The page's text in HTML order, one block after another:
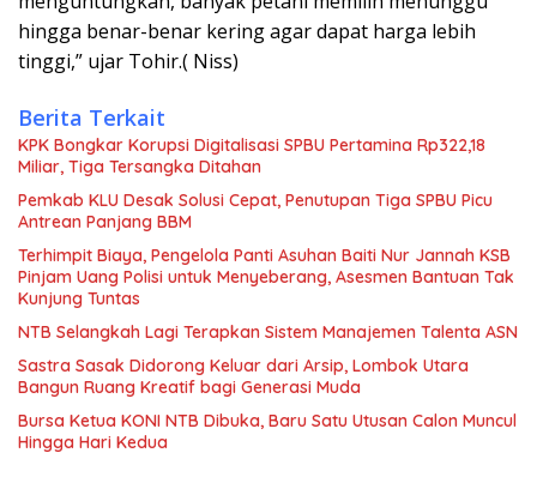
hingga benar-benar kering agar dapat harga lebih
tinggi,” ujar Tohir.( Niss)
Berita Terkait
KPK Bongkar Korupsi Digitalisasi SPBU Pertamina Rp322,18
Miliar, Tiga Tersangka Ditahan
Pemkab KLU Desak Solusi Cepat, Penutupan Tiga SPBU Picu
Antrean Panjang BBM
Terhimpit Biaya, Pengelola Panti Asuhan Baiti Nur Jannah KSB
Pinjam Uang Polisi untuk Menyeberang, Asesmen Bantuan Tak
Kunjung Tuntas
NTB Selangkah Lagi Terapkan Sistem Manajemen Talenta ASN
Sastra Sasak Didorong Keluar dari Arsip, Lombok Utara
Bangun Ruang Kreatif bagi Generasi Muda
Bursa Ketua KONI NTB Dibuka, Baru Satu Utusan Calon Muncul
Hingga Hari Kedua